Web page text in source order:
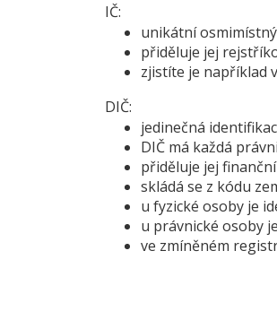
IČ:
unikátní
přiděluje jej
zjistíte je například
DIČ:
jedinečná
DIČ má každá
přiděluje jej
skládá se z kódu
u fyzické osoby je
u právnické osoby
ve zmíněném